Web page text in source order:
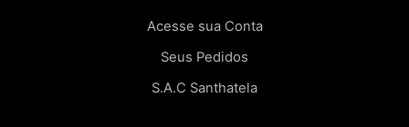
Acesse sua Conta
Seus Pedidos
S.A.C Santhatela